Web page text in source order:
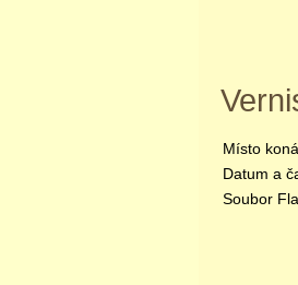
Místo
Datum a
Soubor